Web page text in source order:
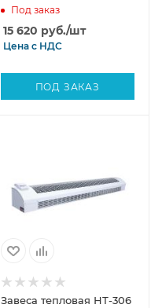
Под заказ
15 620 руб./шт
Цена с НДС
ПОД ЗАКАЗ
Завеса тепловая НТ-306